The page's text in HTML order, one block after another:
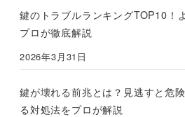
鍵のトラブルランキングTOP10！
プロが徹底解説
2026年3月31日
鍵が壊れる前兆とは？見逃すと危
る対処法をプロが解説